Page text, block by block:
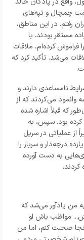
چمچال و تپه‌های
رفتم. در این مناطق،
لشکر هشتم پیاده مستقر بودند. با
کرده‌ام، ملاقات
می‌شد. تأکید کرد که
نامساعدی دارند و
وانمود می‌کردند که از
که قبلاً اشاره شده
بود. سپس، به
دوم پیاده تیپ ۳۶ که اخیراً از عملیاتی در سرپل
درجه‌دار و سرباز را
به دست آورده
من یادآور می‌شد که
مواظب باش او
صحبت کنم، اما من